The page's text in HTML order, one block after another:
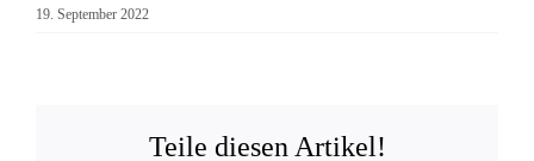
Bild
19. September 2022
Teile diesen Artikel!